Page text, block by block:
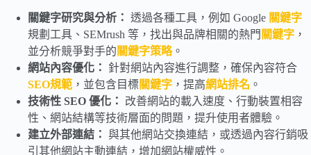
關鍵字研究與分析： 透過各種工具，例如 Google 關鍵字
規劃工具、SEMrush 等，找出與品牌相關的熱門 關鍵字 ，
並分析競爭對手的 關鍵字策略。
網站內容優化：
針對網站內容進行調整，確保內容符合
SEO規範 ，並包含目標 關鍵字 ，提高網站排名 。
技術性 SEO 優化：
改善網站的載入速度、行動裝置相容
性、網站結構等技術層面的問題，提升使用者體驗。
建立外部連結： 與其他網站交換連結，或透過內容行銷吸
引其他網站主動連結，增加網站權威性。